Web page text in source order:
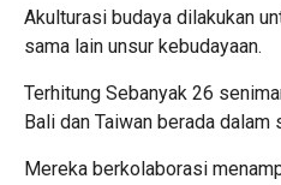
Akulturasi budaya dilakukan
sama lain unsur kebudayaan.
Terhitung Sebanyak 26
Bali dan Taiwan berada dalam
Mereka berkolaborasi